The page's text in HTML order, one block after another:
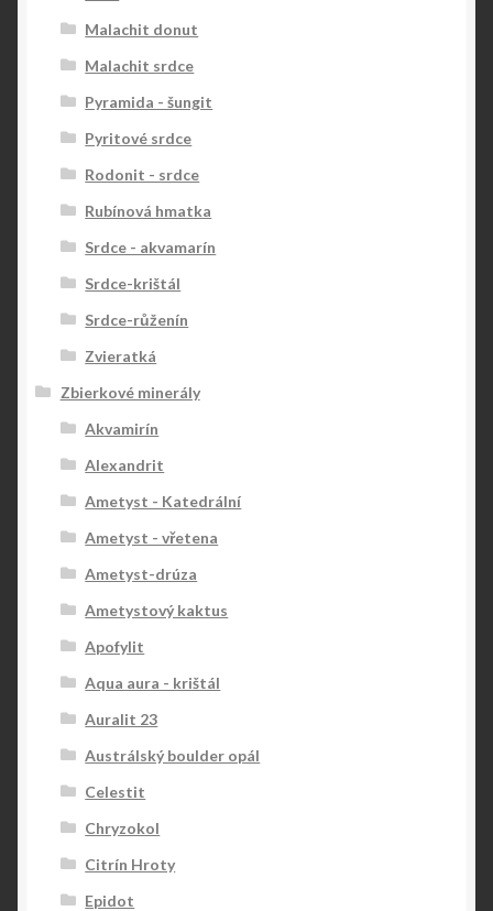
Malachit donut
Malachit srdce
Pyramida - šungit
Pyritové srdce
Rodonit - srdce
Rubínová hmatka
Srdce - akvamarín
Srdce-krištál
Srdce-růženín
Zvieratká
Zbierkové minerály
Akvamirín
Alexandrit
Ametyst - Katedrální
Ametyst - vřetena
Ametyst-drúza
Ametystový kaktus
Apofylit
Aqua aura - krištál
Auralit 23
Austrálský boulder opál
Celestit
Chryzokol
Citrín Hroty
Epidot